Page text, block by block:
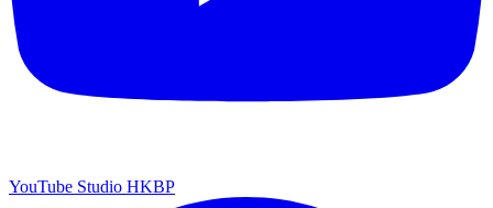
YouTube Studio HKBP